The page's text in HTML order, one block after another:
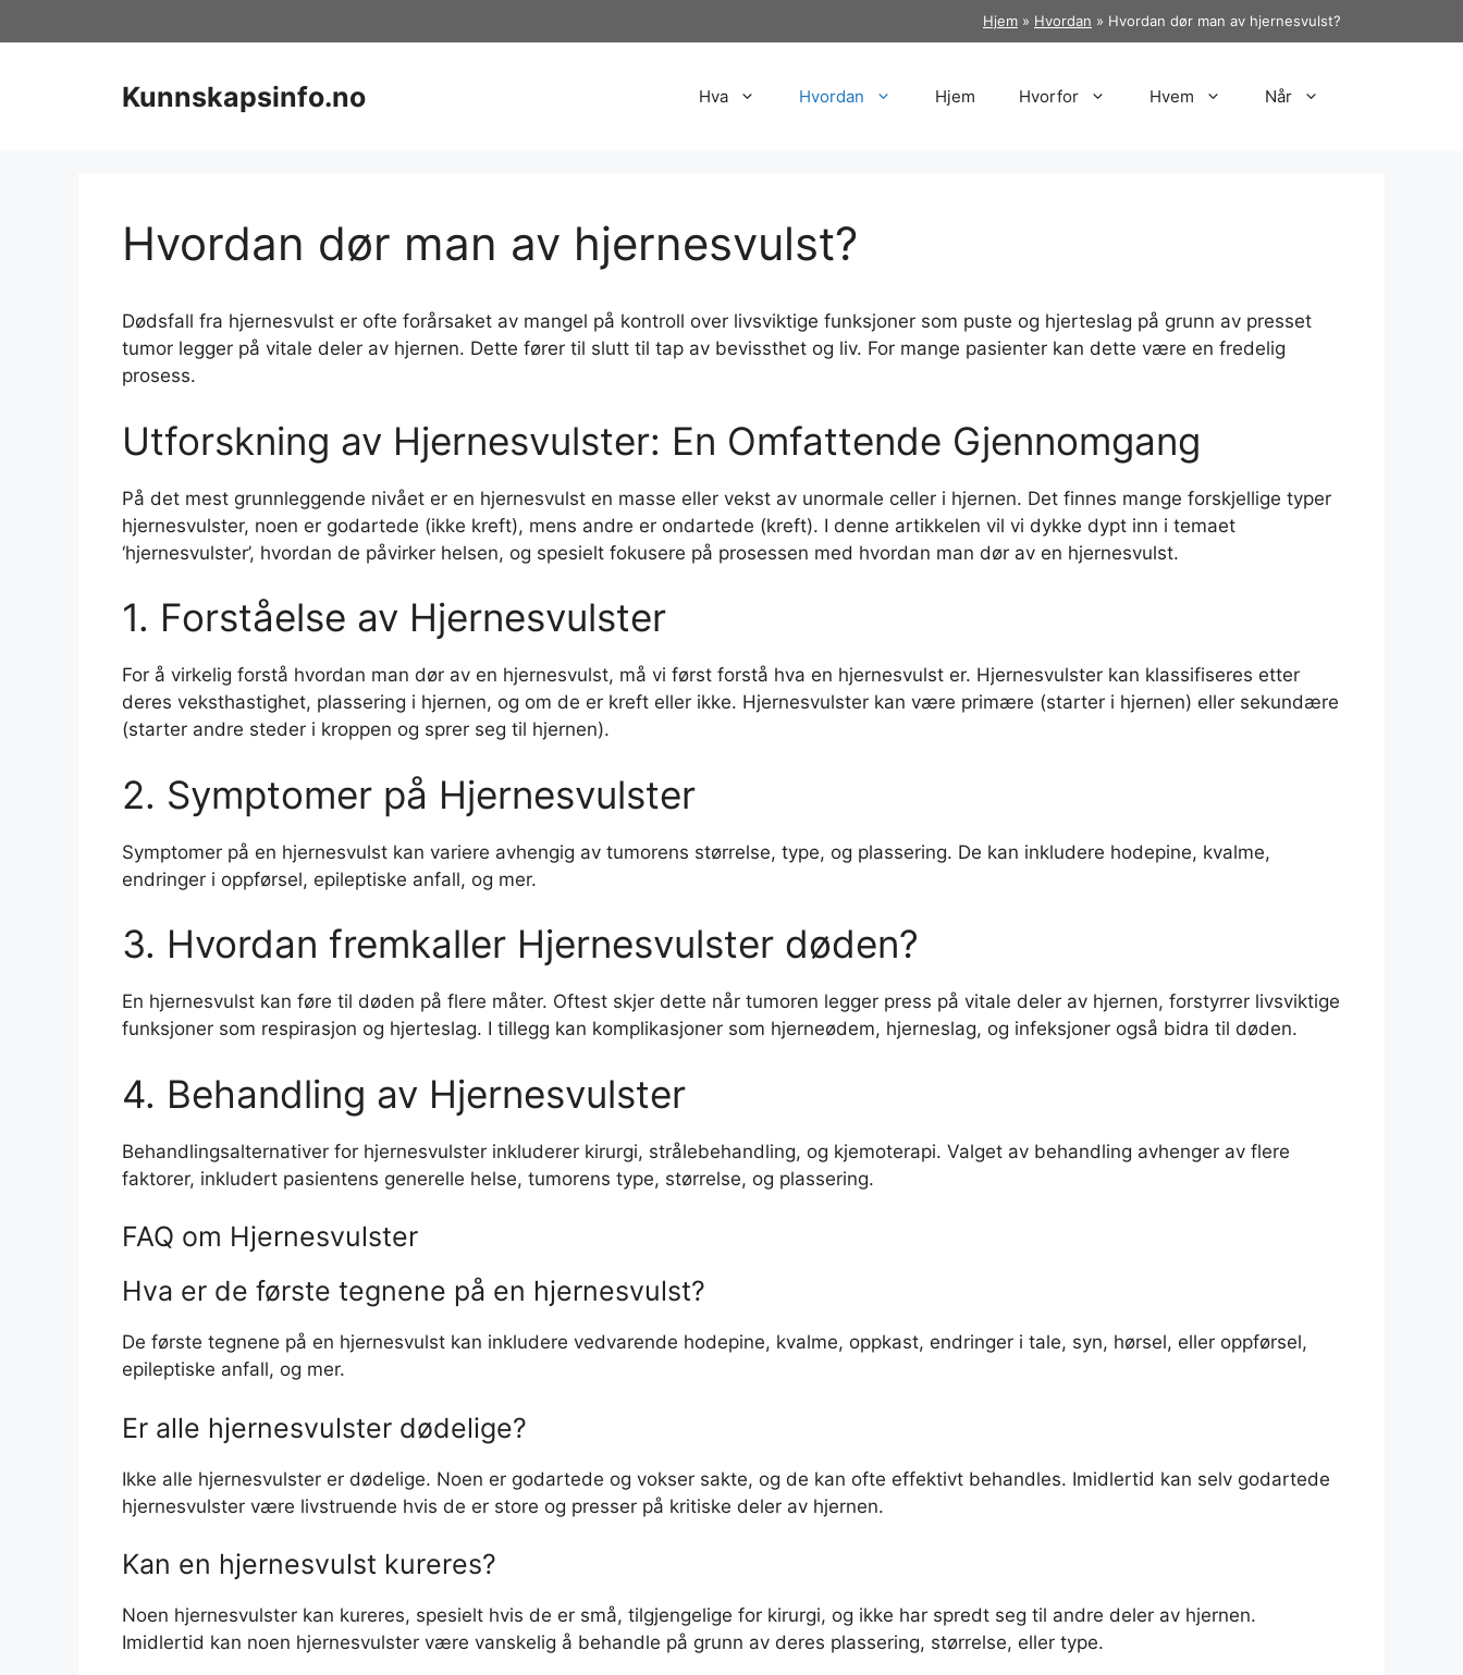
til
Hjem » Hvordan » Hvordan dør man av hjernesvulst?
Kunnskapsinfo.no Hva Hvordan Hjem Hvorfor Hvem Når
Hvordan dør man av hjernesvulst?
Dødsfall fra hjernesvulst er ofte forårsaket av mangel på kontroll over livsviktige funksjoner som puste og hjerteslag på grunn av presset
tumor legger på vitale deler av hjernen. Dette fører til slutt til tap av bevissthet og liv. For mange pasienter kan dette være en fredelig
prosess.
Utforskning av Hjernesvulster: En Omfattende Gjennomgang
På det mest grunnleggende nivået er en hjernesvulst en masse eller vekst av unormale celler i hjernen. Det finnes mange forskjellige typer
hjernesvulster, noen er godartede (ikke kreft), mens andre er ondartede (kreft). I denne artikkelen vil vi dykke dypt inn i temaet
‘hjernesvulster’, hvordan de påvirker helsen, og spesielt fokusere på prosessen med hvordan man dør av en hjernesvulst.
1. Forståelse av Hjernesvulster
For å virkelig forstå hvordan man dør av en hjernesvulst, må vi først forstå hva en hjernesvulst er. Hjernesvulster kan klassifiseres etter
deres veksthastighet, plassering i hjernen, og om de er kreft eller ikke. Hjernesvulster kan være primære (starter i hjernen) eller sekundære
(starter andre steder i kroppen og sprer seg til hjernen).
2. Symptomer på Hjernesvulster
Symptomer på en hjernesvulst kan variere avhengig av tumorens størrelse, type, og plassering. De kan inkludere hodepine, kvalme,
endringer i oppførsel, epileptiske anfall, og mer.
3. Hvordan fremkaller Hjernesvulster døden?
En hjernesvulst kan føre til døden på flere måter. Oftest skjer dette når tumoren legger press på vitale deler av hjernen, forstyrrer livsviktige
funksjoner som respirasjon og hjerteslag. I tillegg kan komplikasjoner som hjerneødem, hjerneslag, og infeksjoner også bidra til døden.
4. Behandling av Hjernesvulster
Behandlingsalternativer for hjernesvulster inkluderer kirurgi, strålebehandling, og kjemoterapi. Valget av behandling avhenger av flere
faktorer, inkludert pasientens generelle helse, tumorens type, størrelse, og plassering.
FAQ om Hjernesvulster
Hva er de første tegnene på en hjernesvulst?
De første tegnene på en hjernesvulst kan inkludere vedvarende hodepine, kvalme, oppkast, endringer i tale, syn, hørsel, eller oppførsel,
epileptiske anfall, og mer.
Er alle hjernesvulster dødelige?
Ikke alle hjernesvulster er dødelige. Noen er godartede og vokser sakte, og de kan ofte effektivt behandles. Imidlertid kan selv godartede
hjernesvulster være livstruende hvis de er store og presser på kritiske deler av hjernen.
Kan en hjernesvulst kureres?
Noen hjernesvulster kan kureres, spesielt hvis de er små, tilgjengelige for kirurgi, og ikke har spredt seg til andre deler av hjernen.
Imidlertid kan noen hjernesvulster være vanskelig å behandle på grunn av deres plassering, størrelse, eller type.